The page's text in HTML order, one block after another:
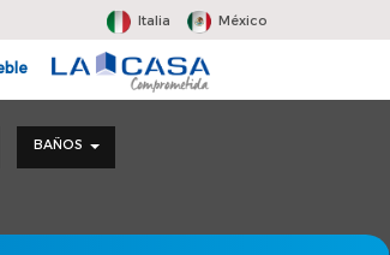
Italia México
BAÑOS